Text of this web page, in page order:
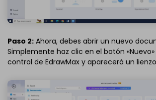
Paso 2: Ahora, debes abrir un nuevo
Simplemente haz clic en el botón
control de EdrawMax y aparecerá un